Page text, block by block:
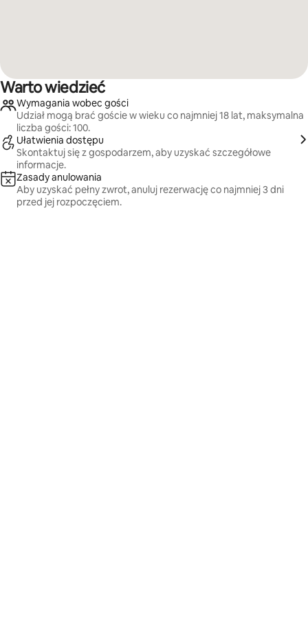
Warto wiedzieć
Wymagania wobec gości
Udział mogą brać goście w wieku co najmniej 18 lat, maksymalna
liczba gości: 100.
Ułatwienia dostępu
Skontaktuj się z gospodarzem, aby uzyskać szczegółowe
informacje.
Zasady anulowania
Aby uzyskać pełny zwrot, anuluj rezerwację co najmniej 3 dni
przed jej rozpoczęciem.